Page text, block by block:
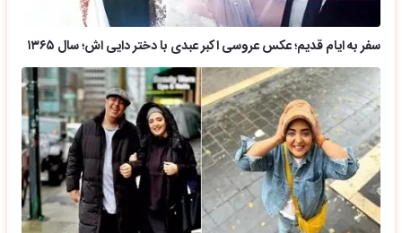
سفر به ایام قدیم؛ عکس عروسی اکبر عبدی با دختر دایی اش؛ سال ۱۳۶۵